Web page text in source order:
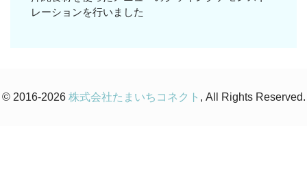
レーションを行いました
© 2016-2026 株式会社たまいちコネクト , All Rights Reserved.